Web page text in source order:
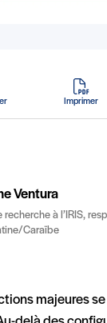
Imprimer
en
Ventura
à l’IRIS,
Caraïbe
majeures